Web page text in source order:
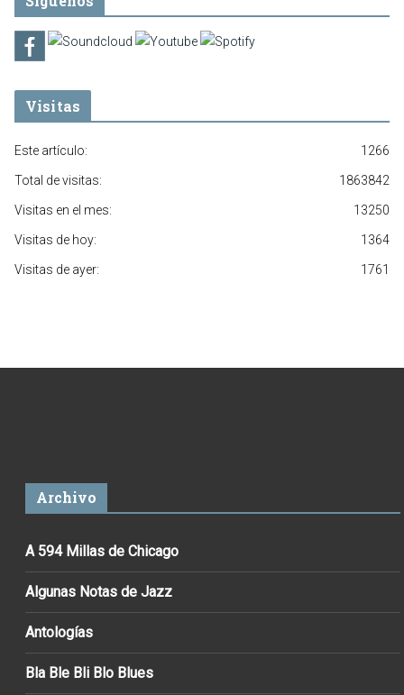
Visitas
1266
Este artículo:
1863842
Total de visitas:
13250
Visitas en el mes:
1364
Visitas de hoy:
1761
Visitas de ayer:
Archivo
A 594 Millas de Chicago
Algunas Notas de Jazz
Antologías
Bla Ble Bli Blo Blues